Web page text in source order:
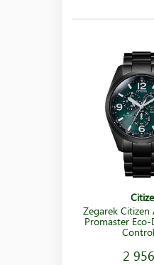
Zegarek Citizen
Promaster
2